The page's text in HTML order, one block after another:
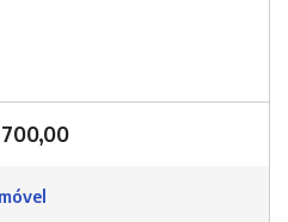
700,00